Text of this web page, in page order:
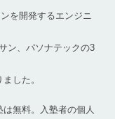
を開発するエンジニ
ン、パソナテックの3
した。
は無料。入塾者の個人